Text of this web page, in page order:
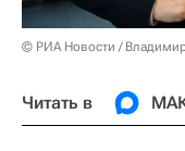
© РИА Новости /
Читать в